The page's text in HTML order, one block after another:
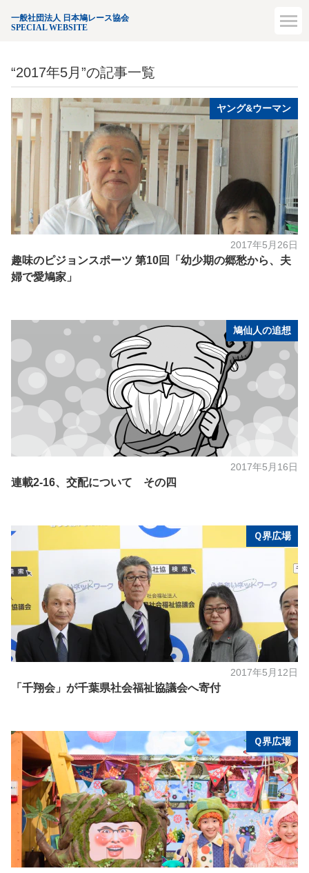
一般社団法人 日本鳩レース協会
SPECIAL WEBSITE
“2017年5月”の記事一覧
ヤング&ウーマン
2017年5月26日
趣味のピジョンスポーツ 第10回「幼少期の郷愁から、夫
婦で愛鳩家」
鳩仙人の追想
2017年5月16日
連載2-16、交配について その四
Ｑ界広場
2017年5月12日
「千翔会」が千葉県社会福祉協議会へ寄付
Ｑ界広場